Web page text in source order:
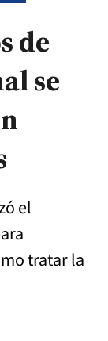
de
se
el
tratar la